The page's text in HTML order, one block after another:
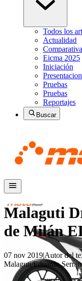
Todos los
Actualidad
Eicma 2025
Iniciación
Pruebas
Pruebas
Reportajes
Buscar
Malaguti
de Milán
07 nov 2019|Autor del
Malaguti/Eduardo